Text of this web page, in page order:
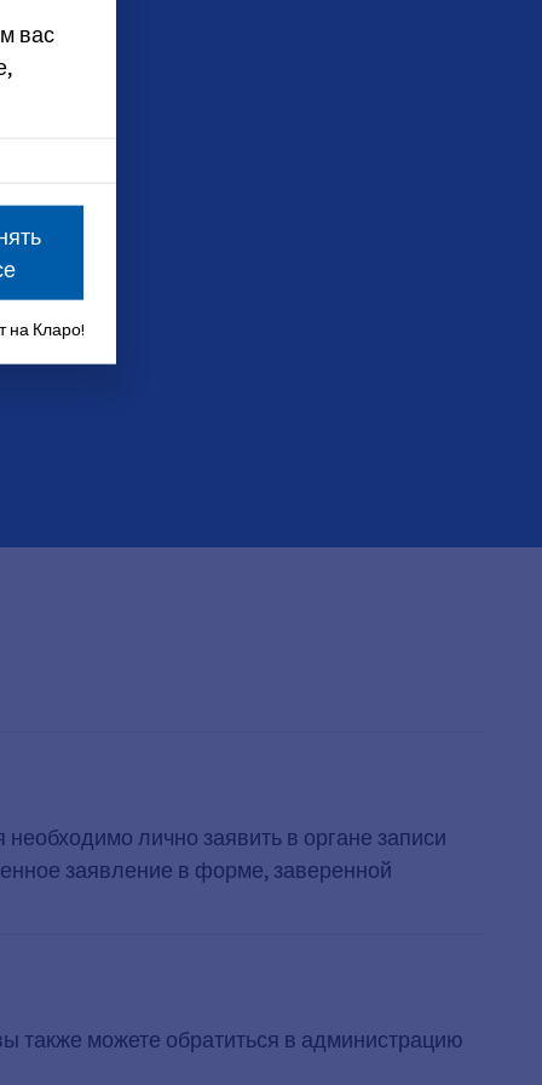
лично заявить в органе записи
заявление в форме, заверенной
также можете обратиться в администрацию
вас
на Кларо!